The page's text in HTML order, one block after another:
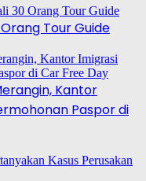
Tour Guide
Kantor
Paspor di